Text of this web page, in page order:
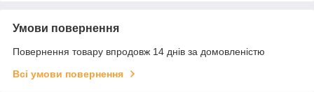
Умови повернення
Повернення товару впродовж 14 днів за домовленістю
Всі умови повернення